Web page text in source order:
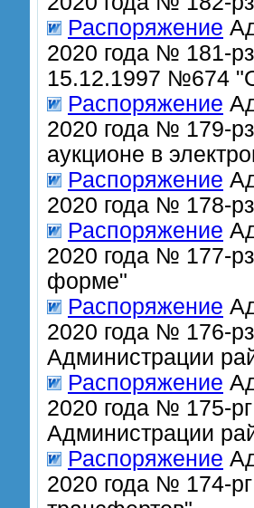
Распоряжение
2020 года № 181-
15.12.1997 №674
Распоряжение
2020 года № 179-
аукционе в
Распоряжение
2020 года № 178-
Распоряжение
2020 года № 177-
форме"
Распоряжение
2020 года № 176-
Администрации
Распоряжение
2020 года № 175-
Администрации
Распоряжение
2020 года № 174-